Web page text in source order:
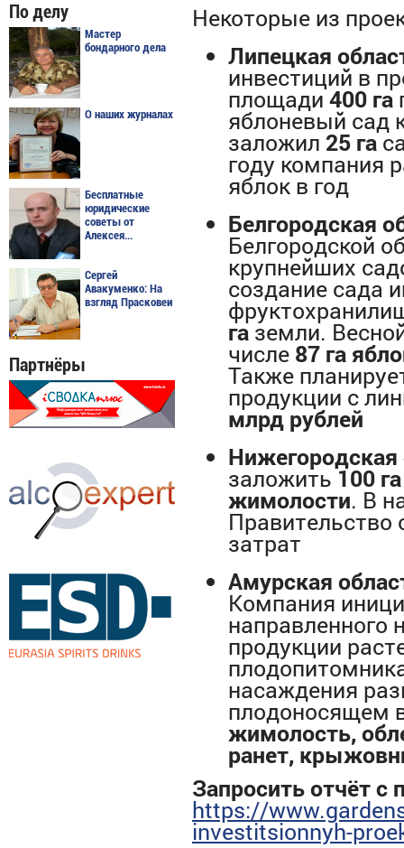
По делу
Мастер
бондарного дела
О наших журналах
Бесплатные
юридические
советы от
Алексея...
Сергей
Авакуменко: На
взгляд Прасковеи
Партнёры
Некоторые из
Липецкая
инвестиций в
площади400 га
яблоневый сад
заложил 25 га
году компания
яблок в год
Белгородская
Белгородской
крупнейших
создание сада
га земли.
числе 87 га
Также
продукции с
млрд рублей
Нижегородская
заложить100
жимолости. В
Правительство
затрат
Амурская
Компания
направленного
продукции
насаждения
плодоносящем
жимолость,
ранет,
Запросить отчёт
https://
investitsionnyh-